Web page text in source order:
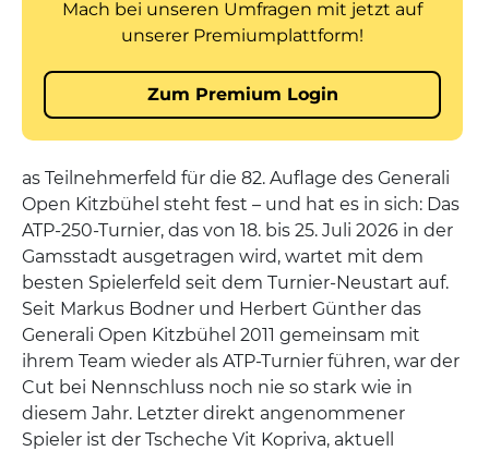
as Teilnehmerfeld für die 82. Auflage des Generali
Open Kitzbühel steht fest – und hat es in sich: Das
ATP-250-Turnier, das von 18. bis 25. Juli 2026 in der
Gamsstadt ausgetragen wird, wartet mit dem
besten Spielerfeld seit dem Turnier-Neustart auf.
Seit Markus Bodner und Herbert Günther das
Generali Open Kitzbühel 2011 gemeinsam mit
ihrem Team wieder als ATP-Turnier führen, war der
Cut bei Nennschluss noch nie so stark wie in
diesem Jahr. Letzter direkt angenommener
Spieler ist der Tscheche Vit Kopriva, aktuell